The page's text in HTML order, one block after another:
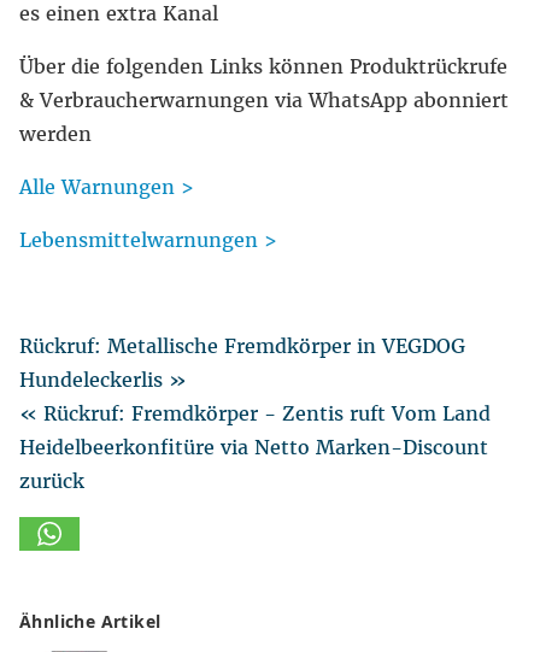
es einen extra Kanal
Über die folgenden Links können Produktrückrufe
& Verbraucherwarnungen via WhatsApp abonniert
werden
Alle Warnungen >
Lebensmittelwarnungen >
Rückruf: Metallische Fremdkörper in VEGDOG
Hundeleckerlis »
« Rückruf: Fremdkörper - Zentis ruft Vom Land
Heidelbeerkonfitüre via Netto Marken-Discount
zurück
Ähnliche Artikel